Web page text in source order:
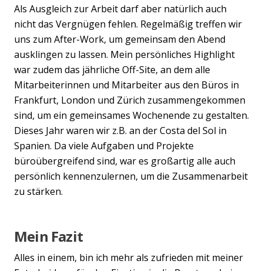
Als Ausgleich zur Arbeit darf aber natürlich auch
nicht das Vergnügen fehlen. Regelmäßig treffen wir
uns zum After-Work, um gemeinsam den Abend
ausklingen zu lassen. Mein persönliches Highlight
war zudem das jährliche Off-Site, an dem alle
Mitarbeiterinnen und Mitarbeiter aus den Büros in
Frankfurt, London und Zürich zusammengekommen
sind, um ein gemeinsames Wochenende zu gestalten.
Dieses Jahr waren wir z.B. an der Costa del Sol in
Spanien. Da viele Aufgaben und Projekte
büroübergreifend sind, war es großartig alle auch
persönlich kennenzulernen, um die Zusammenarbeit
zu stärken.
Mein Fazit
Alles in einem, bin ich mehr als zufrieden mit meiner